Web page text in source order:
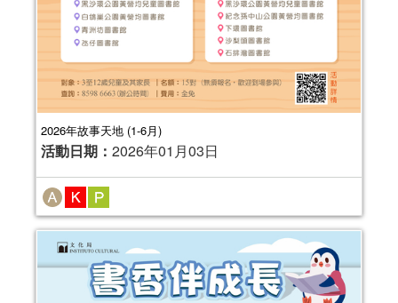
2026年故事天地 (1-6月)
活動日期： 2026年01月03日